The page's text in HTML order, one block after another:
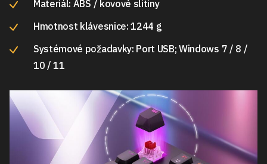
Materiál: ABS / kovové slitiny
Hmotnost klávesnice: 1244 g
Systémové požadavky: Port USB; Windows 7 / 8 /
10 / 11